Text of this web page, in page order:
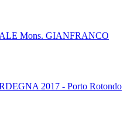
Mons. GIANFRANCO
2017 - Porto Rotondo